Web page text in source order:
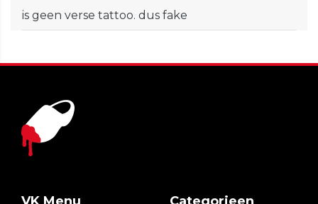
is geen verse tattoo. dus fake